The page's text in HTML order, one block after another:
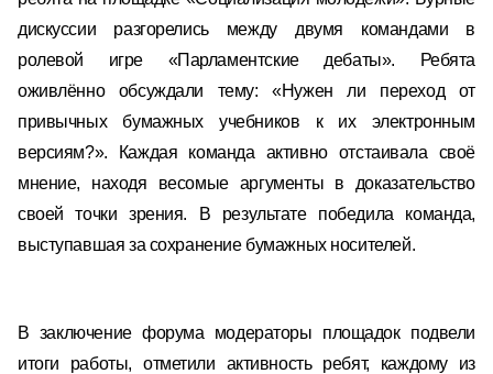
дискуссии разгорелись между двумя командами в
ролевой игре «Парламентские дебаты». Ребята
оживлённо обсуждали тему: «Нужен ли переход от
привычных бумажных учебников к их электронным
версиям?». Каждая команда активно отстаивала своё
мнение, находя весомые аргументы в доказательство
своей точки зрения. В результате победила команда,
выступавшая за сохранение бумажных носителей.
В заключение форума модераторы площадок подвели
итоги работы, отметили активность ребят, каждому из